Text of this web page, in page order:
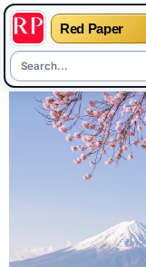
Red Paper